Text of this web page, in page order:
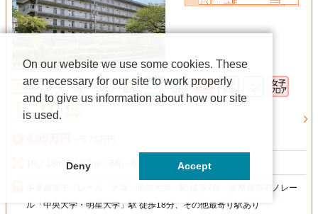
1R／18m²～18.7m²／6帖～6.5帖
多摩都市モノレール「大塚・帝京大学」駅 徒歩7分、多摩都市モノレー
ル「中央大学・明星大学」駅 徒歩18分、その他最寄り駅あり
On our website we use some cookies. These
are necessary for our site to work properly
and to give us information about how our site
is used.
Deny Accept